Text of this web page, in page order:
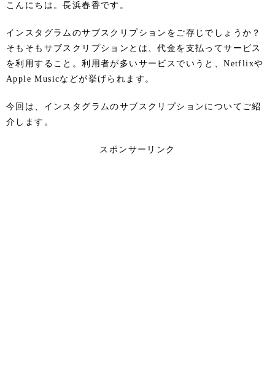
こんにちは。長浜春香です。
インスタグラムのサブスクリプションをご存じでしょうか？
そもそもサブスクリプションとは、代金を支払ってサービス
を利用すること。利用者が多いサービスでいうと、Netflixや
Apple Musicなどが挙げられます。
今回は、インスタグラムのサブスクリプションについてご紹
介します。
スポンサーリンク